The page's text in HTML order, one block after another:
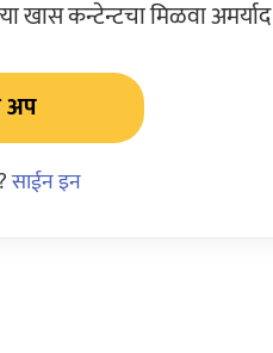
खास कन्टेन्टचा मिळवा
अप
साईन इन